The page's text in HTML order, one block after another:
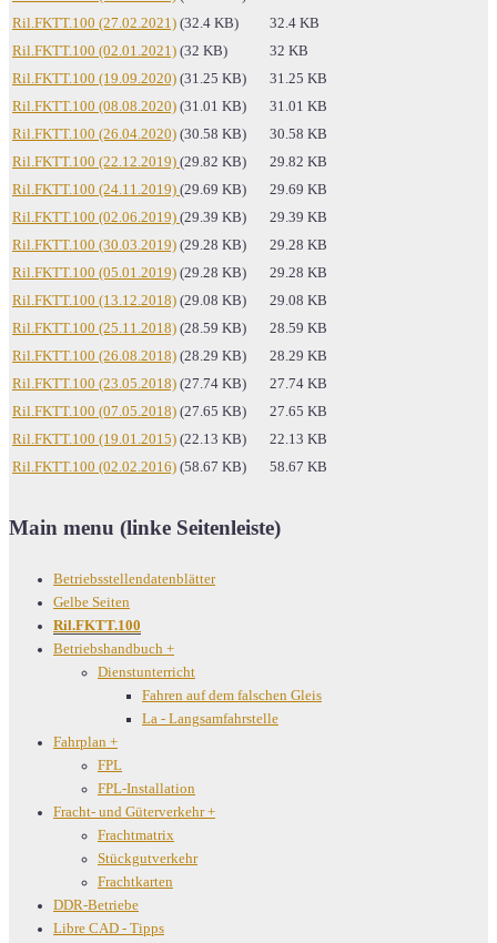
Ril.FKTT.100 (27.02.2021) (32.4 KB)
32.4 KB
Ril.FKTT.100 (02.01.2021) (32 KB)
32 KB
Ril.FKTT.100 (19.09.2020) (31.25 KB)
31.25 KB
Ril.FKTT.100 (08.08.2020) (31.01 KB)
31.01 KB
Ril.FKTT.100 (26.04.2020) (30.58 KB)
30.58 KB
Ril.FKTT.100 (22.12.2019) (29.82 KB)
29.82 KB
Ril.FKTT.100 (24.11.2019) (29.69 KB)
29.69 KB
Ril.FKTT.100 (02.06.2019) (29.39 KB)
29.39 KB
Ril.FKTT.100 (30.03.2019) (29.28 KB)
29.28 KB
Ril.FKTT.100 (05.01.2019) (29.28 KB)
29.28 KB
Ril.FKTT.100 (13.12.2018) (29.08 KB)
29.08 KB
Ril.FKTT.100 (25.11.2018) (28.59 KB)
28.59 KB
Ril.FKTT.100 (26.08.2018) (28.29 KB)
28.29 KB
Ril.FKTT.100 (23.05.2018) (27.74 KB)
27.74 KB
Ril.FKTT.100 (07.05.2018) (27.65 KB)
27.65 KB
Ril.FKTT.100 (19.01.2015) (22.13 KB)
22.13 KB
Ril.FKTT.100 (02.02.2016) (58.67 KB) 58.67 KB
Main menu (linke Seitenleiste)
Betriebsstellendatenblätter
Gelbe Seiten
Ril.FKTT.100
Betriebshandbuch +
Dienstunterricht
Fahren auf dem falschen Gleis
La - Langsamfahrstelle
Fahrplan +
FPL
FPL-Installation
Fracht- und Güterverkehr+
Frachtmatrix
Stückgutverkehr
Frachtkarten
DDR-Betriebe
Libre CAD - Tipps